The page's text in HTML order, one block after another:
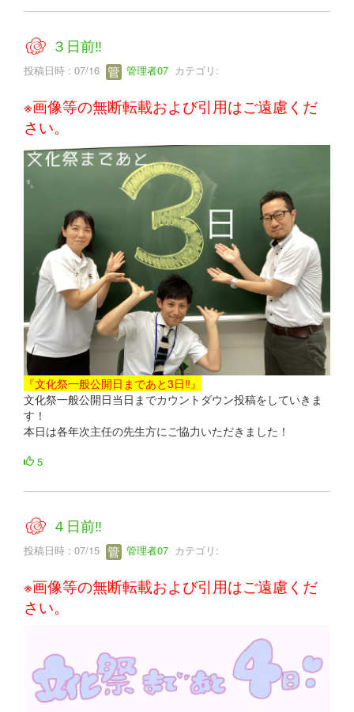
３日前‼
投稿日時 : 07/16 管理者07 カテゴリ:
※画像等の無断転載および引用はご遠慮くだ
さい。
『文化祭一般公開日まであと3日‼』
文化祭一般公開日当日までカウントダウン投稿をしていきま
す！
本日は各年次主任の先生方にご協力いただきました！
5
４日前‼
投稿日時 : 07/15 管理者07 カテゴリ:
※画像等の無断転載および引用はご遠慮くだ
さい。